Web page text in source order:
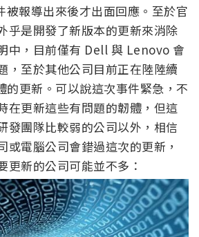
報導出來後才出面回應。至於官
乎是開發了新版本的更新來消除
中，目前僅有 Dell 與 Lenovo 會
，至於其他公司目前正在陸陸續
的更新。可以說這次事件緊急，不
在更新這些有問題的韌體，但這
發團隊比較弱的公司以外，相信
或電腦公司會錯過這次的更新，
更新的公司可能並不多：